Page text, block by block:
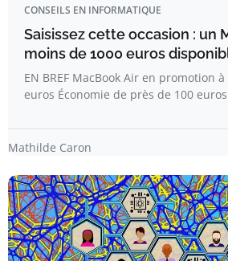
CONSEILS EN INFORMATIQUE
Saisissez cette occasion : un
moins de 1000 euros
EN BREF MacBook Air en promotion
euros Économie de près de 100
Mathilde Caron